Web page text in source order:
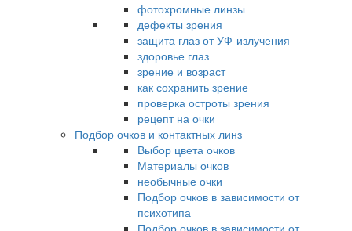
фотохромные линзы
дефекты зрения
защита глаз от УФ-излучения
здоровье глаз
зрение и возраст
как сохранить зрение
проверка остроты зрения
рецепт на очки
Подбор очков и контактных линз
Выбор цвета очков
Материалы очков
необычные очки
Подбор очков в зависимости от
психотипа